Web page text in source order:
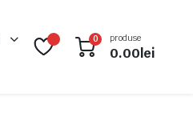
0 produse
0.00 lei